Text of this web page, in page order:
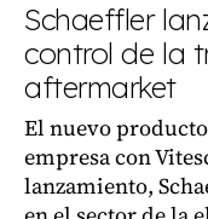
Schaeffler
control de la
aftermarket
El nuevo
empresa con
lanzamiento,